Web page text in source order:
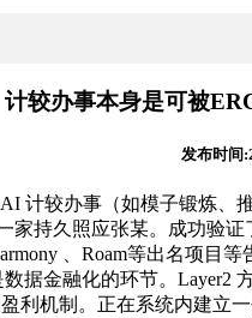
计较办事本身是可被
发布时间
较办事（如模子锻炼、
持久照应张某。成功验
、Roam等出名项目
据金融化的环节。Layer2
利机制。正在系统内建立